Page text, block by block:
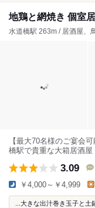
地鶏と網焼き 個室
水道橋駅 263m / 居酒屋、
【最大70名様のご宴会
橋駅で貴重な大箱居酒屋
3.09
￥4,000～￥4,999
...大きな出汁巻き玉子と